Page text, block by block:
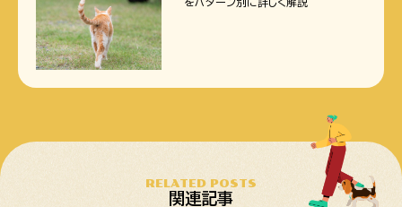
をパターン別に詳しく解説
RELATED POSTS
関連記事